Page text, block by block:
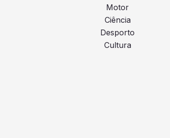
Motor
Ciência
Desporto
Cultura